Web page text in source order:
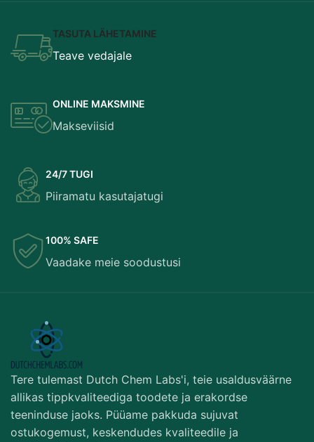
TASUTA LÄHETAMINE
Teave vedajale
ONLINE MAKSMINE
Makseviisid
24/7 TUGI
Piiramatu kasutajatugi
100% SAFE
Vaadake meie soodustusi
Tere tulemast Dutch Chem Labs'i, teie usaldusväärne
allikas tippkvaliteediga toodete ja erakordse
teeninduse jaoks. Püüame pakkuda sujuvat
ostukogemust, keskendudes kvaliteedile ja